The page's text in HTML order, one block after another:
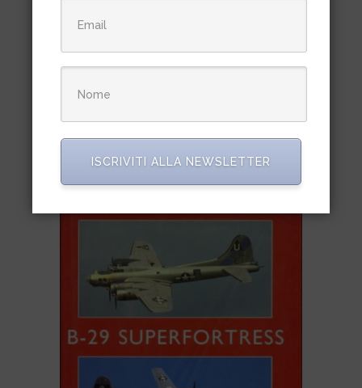
Storia Militare Dossier n. 28 –
ISCRIVITI ALLA NEWSLETTER